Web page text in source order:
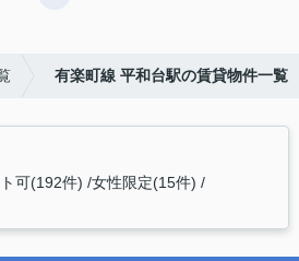
有楽町線 平和台駅の賃貸物件一覧
可(192件) 女性限定(15件)